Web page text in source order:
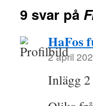
9 svar på
HaFos
2 april
Inlägg 2